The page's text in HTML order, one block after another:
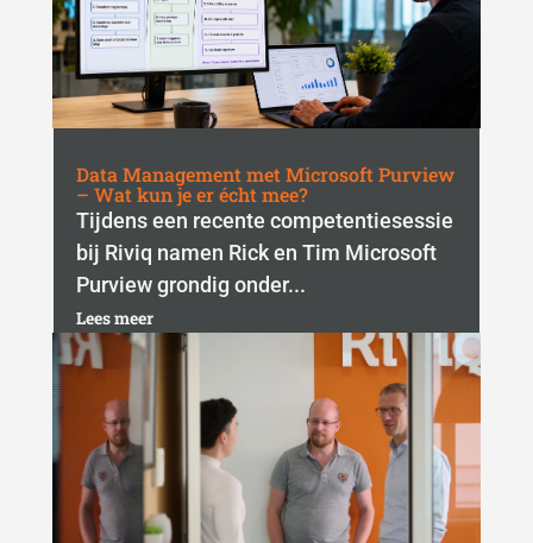
Data Management met Microsoft Purview
– Wat kun je er écht mee?
Tijdens een recente competentiesessie
bij Riviq namen Rick en Tim Microsoft
Purview grondig onder...
Lees meer